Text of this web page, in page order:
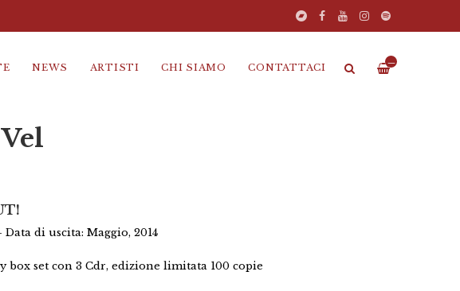
—
NEWS ARTISTI CHI SIAMO CONTATTACI
di uscita: Maggio, 2014
box set con 3 Cdr, edizione limitata 100 copie